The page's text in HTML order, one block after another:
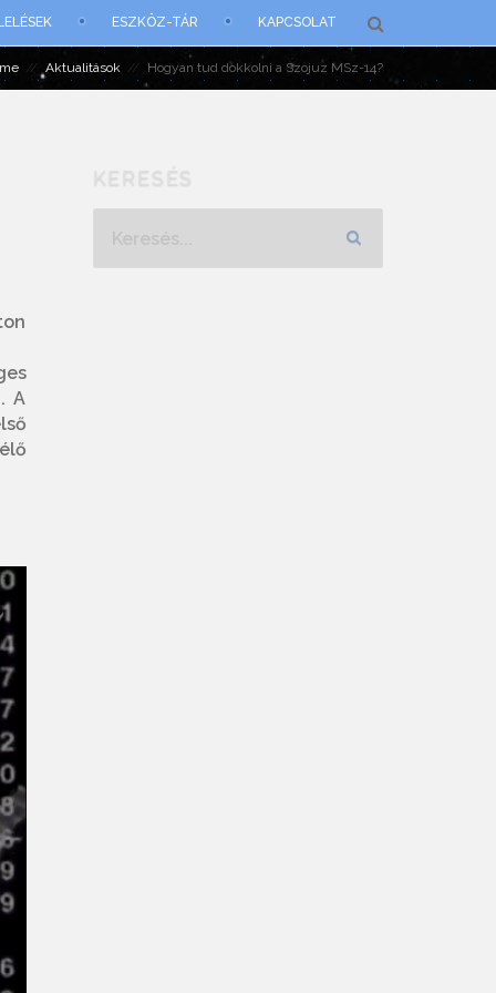
ESZKÖZ-TÁR KAPCSOLAT
Aktualitások Hogyan tud dokkolni a Szojuz MSz-14?
A
KERESÉS